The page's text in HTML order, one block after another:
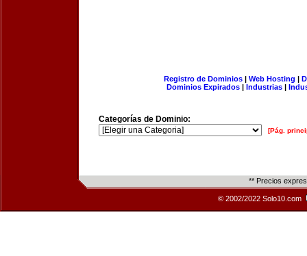
Registro de Dominios| Web Hosting |
Dominios Expirados | Industrias |
Categorías de Dominio:
[Pág.
** Precios
© 2002/2022 Solo10.com